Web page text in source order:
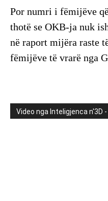
Por numri i fëmijëve
thotë se OKB-ja nuk
në raport mijëra raste
fëmijëve të vrarë nga
Video nga Inteligjenca n'3D